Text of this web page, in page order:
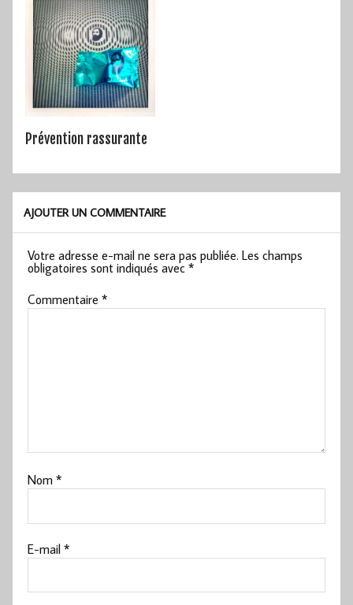
Prévention rassurante
AJOUTER UN COMMENTAIRE
Votre adresse e-mail ne sera pas publiée. Les champs
obligatoires sont indiqués avec*
Commentaire*
Nom*
E-mail*